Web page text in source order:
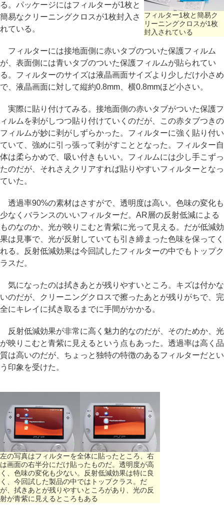
フィルター1枚と簡易ク
リーニングクロスが1枚
封入されている
る。パッケージにはフィルターが1枚と
簡易なクリーニングクロスが1枚封入さ
れている。
フィルターには接地面側に赤いタブのついた保護フィルム
が、表面側には青いタブのついた保護フィルムが貼られてい
る。フィルターのサイズは液晶画面サイズより少しだけ小さめ
で、液晶画面に対して縦約0.8mm、横0.8mmほど小さい。
実際に貼り付けてみる。接地面側の赤いタブがついた保護フ
ィルムを剥がしつつ貼り付けていくのだが、この赤タブつきの
フィルムが妙に剥がしずらかった。フィルターに強く貼り付い
ていて、強めに引っ張って剥がすこととなった。フィルター自
体は柔らかめで、吸い付きもいい。フィルムには少し手こずっ
たのだが、それさえクリアすれば貼りやすいフィルターとなっ
ていた。
透過率90%の素材はさすがで、透明度は高い。色味の変化も
少なくバランスのいいフィルターだ。AR層の反射低減による
ものなのか、光が映りこむと青紫に光って見える。だが低減効
果は見事で、光が反射していても引き締まった色味を保ってく
れる。反射低減効果は今回試したフィルターの中でもトップク
ラスだ。
気になったのは拭きあとが残りやすいところ。キズは付かな
いのだが、クリーニングクロスで擦ったあとが残りがちで、完
全にキレイに拭き取るまでに手間がかかる。
反射低減効果が非常に高く魅力的なのだが、そのためか、光
が映りこむと青紫に見えるという点もあった。透過率は高く品
質は高いのだが、ちょっと独特の特徴のあるフィルターだとい
う印象を受けた。
左の写真はフィルターを全体に貼ったところ、右
は画面の右半分にだけ貼ったものだ。透明度が高
く、色味の変化も少ない。反射低減効果は特に良
く、今回試した製品の中ではトップクラス。だ
が、拭きあとが残りやすいところがあり、光の反
射が青紫に見えるところもある